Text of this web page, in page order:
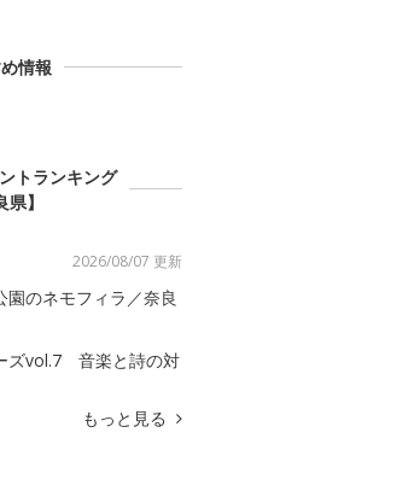
情報
トランキング
県】
2026/08/07 更新
園のネモフィラ／奈良
ズvol.7 音楽と詩の対
もっと見る